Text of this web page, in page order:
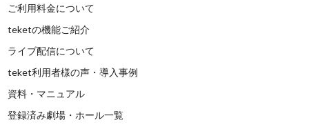
ご利用料金について
teketの機能ご紹介
ライブ配信について
teket利用者様の声・導入事例
資料・マニュアル
登録済み劇場・ホール一覧